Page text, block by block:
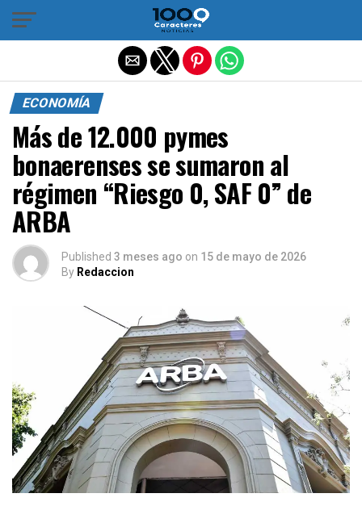
ECONOMÍA
Más de 12.000 pymes
bonaerenses se sumaron al
régimen “Riesgo 0, SAF 0” de
ARBA
Published 3 meses ago on 15 de mayo de 2026
By Redaccion
Salir de la versión móvil